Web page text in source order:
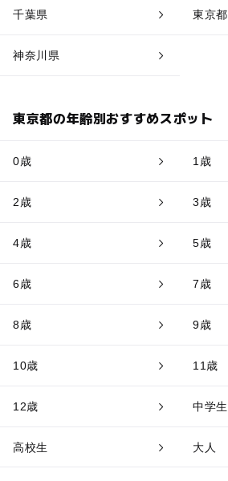
千葉県 東京都
神奈川県
東京都の年齢別おすすめスポット
0歳 1歳
2歳 3歳
4歳 5歳
6歳 7歳
8歳 9歳
10歳 11歳
12歳 中学生
高校生 大人